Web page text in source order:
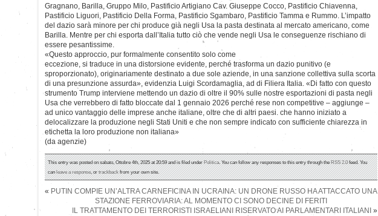
Gragnano, Barilla, Gruppo Milo, Pastificio Artigiano Cav. Giuseppe Cocco, Pastificio Chiavenna,
Pastificio Liguori, Pastificio Della Forma, Pastificio Sgambaro, Pastificio Tamma e Rummo. L’impatto
del dazio sarà minore per chi produce già negli Usa la pasta destinata al mercato americano, come
Barilla. Mentre per chi esporta dall’Italia tutto ciò che vende negli Usa le conseguenze rischiano di
essere pesantissime.
«Questo approccio, pur formalmente consentito solo come
eccezione, si traduce in una distorsione evidente, perché trasforma un dazio punitivo (e
sproporzionato), originariamente destinato a due sole aziende, in una sanzione collettiva sulla scorta
di una presunzione assurda», evidenzia Luigi Scordamaglia, ad di Filiera Italia. «Di fatto con questo
strumento Trump interviene mettendo un dazio di oltre il 90% sulle nostre esportazioni di pasta negli
Usa che verrebbero di fatto bloccate dal 1 gennaio 2026 perché rese non competitive – aggiunge –
ad unico vantaggio delle imprese anche italiane, oltre che di altri paesi. che hanno iniziato a
delocalizzare la produzione negli Stati Uniti e che non sempre indicato con sufficiente chiarezza in
etichetta la loro produzione non italiana»
(da agenzie)
This entry was posted on sabato, Ottobre 4th, 2025 at 20:59 and is filed underPolitica. You can follow any responses to this entry through theRSS 2.0feed. You
canleave a response, ortrackbackfrom your own site.
« PUTIN COMPIE UN’ALTRA CARNEFICINA IN UCRAINA: UN DRONE RUSSO HA ATTACCATO UNA
STAZIONE FERROVIARIA: AL MOMENTO CI SONO DECINE DI FERITI
IL TRATTAMENTO DEI TERRORISTI ISRAELIANI RISERVATO AI PARLAMENTARI ITALIANI »